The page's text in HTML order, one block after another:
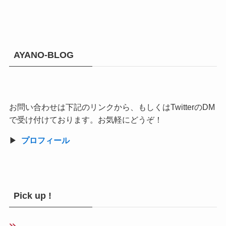
AYANO-BLOG
お問い合わせは下記のリンクから、もしくはTwitterのDM
で受け付けております。お気軽にどうぞ！
▶︎ プロフィール
Pick up !